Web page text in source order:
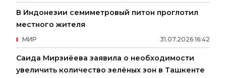
В Индонезии семиметровый питон проглотил
местного жителя
31.07.2026 16:42
МИР
Саида Мирзиёева заявила о необходимости
увеличить количество зелёных зон в Ташкенте